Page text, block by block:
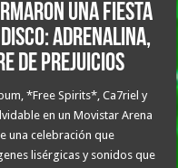
una fiesta
adrenalina,
de prejuicios
*Free Spirits*, Ca7riel y
en un Movistar Arena
una celebración que
lisérgicas y sonidos que